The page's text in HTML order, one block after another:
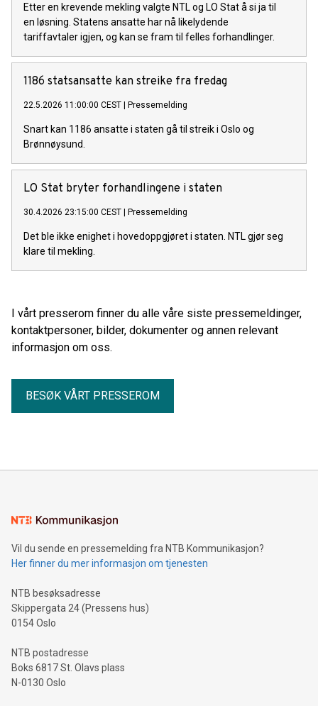
Etter en krevende mekling valgte NTL og LO Stat å si ja til
en løsning. Statens ansatte har nå likelydende
tariffavtaler igjen, og kan se fram til felles forhandlinger.
1186 statsansatte kan streike fra fredag
22.5.2026 11:00:00 CEST | Pressemelding
Snart kan 1186 ansatte i staten gå til streik i Oslo og
Brønnøysund.
LO Stat bryter forhandlingene i staten
30.4.2026 23:15:00 CEST | Pressemelding
Det ble ikke enighet i hovedoppgjøret i staten. NTL gjør seg
klare til mekling.
I vårt presserom finner du alle våre siste pressemeldinger,
kontaktpersoner, bilder, dokumenter og annen relevant
informasjon om oss.
BESØK VÅRT PRESSEROM
Vil du sende en pressemelding fra NTB Kommunikasjon?
Her finner du mer informasjon om tjenesten
NTB besøksadresse
Skippergata 24 (Pressens hus)
0154 Oslo
NTB postadresse
Boks 6817 St. Olavs plass
N-0130 Oslo